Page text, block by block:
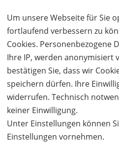
Um unsere Webseite für Sie
fortlaufend verbessern zu
Cookies. Personenbezogene
Ihre IP, werden anonymisiert
bestätigen Sie, dass wir
speichern dürfen. Ihre
widerrufen. Technisch
keiner Einwilligung.
Unter Einstellungen können
Einstellungen vornehmen.
Das GALAXY ERDING
Abenteurer mit 26 Rutschen
und dass es im Wellenbad
auf den Actionrutschen,
entwickelte Wellenmaschine.
"Fun Waves" für Kinder und
Meter hohen "Big Wave" setzt
diesem Bereich neue
In der VitalTherme & Saunen